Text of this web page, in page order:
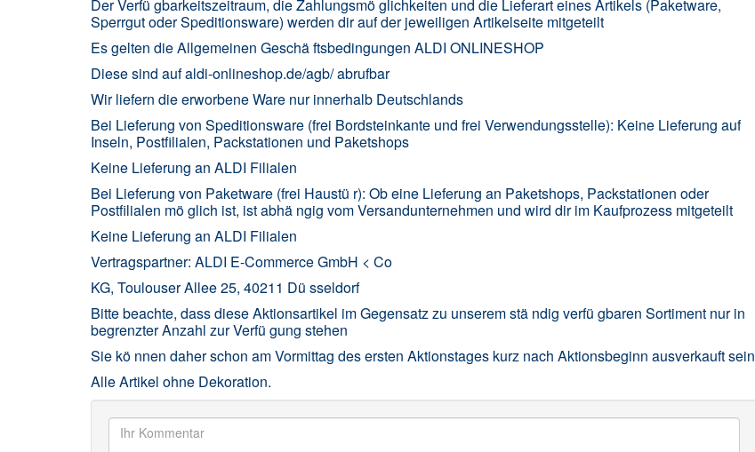
Der Verfü gbarkeitszeitraum, die Zahlungsmö glichkeiten und die Lieferart eines Artikels (Paketware,
Sperrgut oder Speditionsware) werden dir auf der jeweiligen Artikelseite mitgeteilt
Es gelten die Allgemeinen Geschä ftsbedingungen ALDI ONLINESHOP
Diese sind auf aldi-onlineshop.de/agb/ abrufbar
Wir liefern die erworbene Ware nur innerhalb Deutschlands
Bei Lieferung von Speditionsware (frei Bordsteinkante und frei Verwendungsstelle): Keine Lieferung auf
Inseln, Postfilialen, Packstationen und Paketshops
Keine Lieferung an ALDI Filialen
Bei Lieferung von Paketware (frei Haustü r): Ob eine Lieferung an Paketshops, Packstationen oder
Postfilialen mö glich ist, ist abhä ngig vom Versandunternehmen und wird dir im Kaufprozess mitgeteilt
Keine Lieferung an ALDI Filialen
Vertragspartner: ALDI E-Commerce GmbH < Co
KG, Toulouser Allee 25, 40211 Dü sseldorf
Bitte beachte, dass diese Aktionsartikel im Gegensatz zu unserem stä ndig verfü gbaren Sortiment nur in
begrenzter Anzahl zur Verfü gung stehen
Sie kö nnen daher schon am Vormittag des ersten Aktionstages kurz nach Aktionsbeginn ausverkauft sein
Alle Artikel ohne Dekoration.